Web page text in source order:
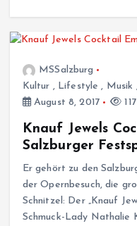
MSSalzburg
Kultur , Lifestyle , Musik
August 8, 2017
Knauf Jewels
Salzburger
Er gehört zu den
der Opernbesuch, die
Schnitzel: Der „Knauf
Schmuck-Lady Nathalie